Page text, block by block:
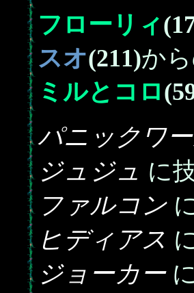
フローリィ
スオ(211)か
ミルとコロ
パニックワ
ジュジュ に
ファルコン
ヒディアス
ジョーカー